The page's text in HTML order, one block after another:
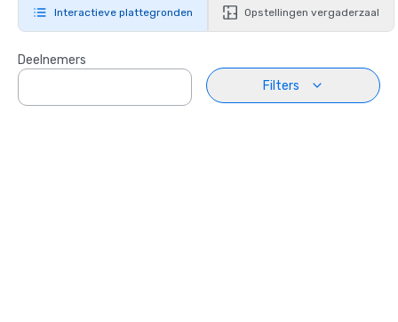
Interactieve plattegronden Opstellingen vergaderzaal
Deelnemers
Filters